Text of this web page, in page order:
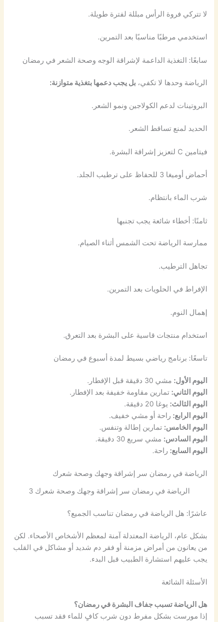
لا تتركي فروة الرأس مبللة لفترة طويلة.
استخدمي مرطبًا مناسبًا بعد التمرين.
سابعًا: التغذية الداعمة لإشراقة الوجه وصحة الشعر في رمضان
الرياضة وحدها لا تكفي،بل يجب دعمها بتغذية متوازنة:
البروتينات لدعم الكولاجين ونمو الشعر.
الحديد لمنع تساقط الشعر.
فيتامين C لتعزيز إشراقة البشرة.
أحماض أوميغا 3 للحفاظ على ترطيب الجلد.
شرب الماء بانتظام.
ثامنًا: أخطاء شائعة يجب تجنبها
ممارسة الرياضة تحت الشمس أثناء الصيام.
تجاهل الترطيب.
الإفراط في الحلويات بعد التمرين.
إهمال النوم.
استخدام منتجات قاسية على البشرة بعد التعرق.
تاسعًا: برنامج رياضي بسيط لمدة أسبوع في رمضان
اليوم الأول: مشي 30 دقيقة قبل الإفطار.
اليوم الثاني: تمارين مقاومة خفيفة بعد الإفطار.
اليوم الثالث: يوغا 20 دقيقة.
اليوم الرابع: راحة أو مشي خفيف.
اليوم الخامس: تمارين إطالة وتنفس.
اليوم السادس: مشي سريع 30 دقيقة.
اليوم السابع: راحة.
الرياضة في رمضان سر إشراقة وجهك وصحة شعرك
الرياضة في رمضان سر إشراقة وجهك وصحة شعرك 3
عاشرًا: هل الرياضة في رمضان تناسب الجميع؟
بشكل عام، الرياضة المعتدلة آمنة لمعظم الأشخاص الأصحاء. لكن
من يعانون من أمراض مزمنة أو فقر دم شديد أو مشاكل في القلب
يجب عليهم استشارة الطبيب قبل البدء.
الأسئلة الشائعة
هل الرياضة تسبب جفاف البشرة في رمضان؟
إذا مورست بشكل مفرط دون شرب كافٍ للماء فقد تسبب